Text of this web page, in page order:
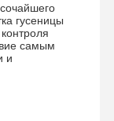
гусеницы
самым
и